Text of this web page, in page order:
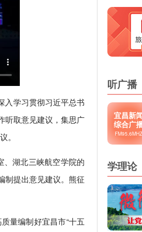
入学习贯彻习近平总书
听取意见建议，集思广
。
、湖北三峡航空学院的
制提出意见建议。熊征
量编制好宜昌市“十五
听广播
宜昌新
综合广
FM95.6MHZ
学理论